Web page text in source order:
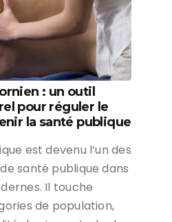
: un outil
pour réguler le
la santé publique
est devenu l’un des
santé publique dans
Il touche
de population,